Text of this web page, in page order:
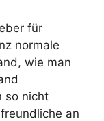
für
normale
wie man
so nicht
an